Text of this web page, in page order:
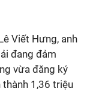
Viết Hưng, anh
đang đảm
vừa đăng ký
1,36 triệu